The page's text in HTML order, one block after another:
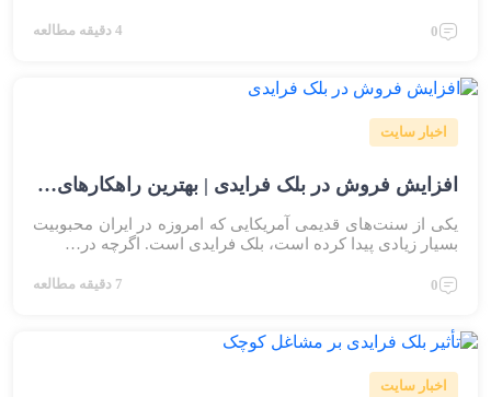
0 4 دقیقه مطالعه
اخبار سایت
افزایش فروش در بلک فرایدی | بهترین راهکارهای تبدیل و فروش بیشتر
یکی از سنت‌های قدیمی آمریکایی که امروزه در ایران محبوبیت
بسیار زیادی پیدا کرده است، بلک فرایدی است. اگرچه در…
0 7 دقیقه مطالعه
اخبار سایت